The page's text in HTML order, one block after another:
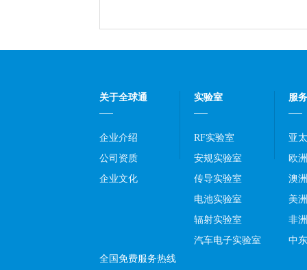
关于全球通
企业介绍
公司资质
企业文化
实验室
RF实验室
安规实验室
传导实验室
电池实验室
辐射实验室
汽车电子实验室
服
亚
欧洲
澳洲
美洲
非洲
中东
全国免费服务热线